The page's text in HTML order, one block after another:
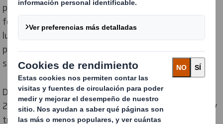
packaging sostenible, participará en Hispack 2022, la
feria de packaging, procesos y logística que tendrá
lugar en Barcelona del 24 al 27 de mayo, donde
presentará sus últimas innovaciones y soluciones
sostenibles.
DS Smith tendrá un protagonismo especial en Hispack
2022, después de cuatro años desde la última edición y
tras el parón en eventos y ferias provocado por la